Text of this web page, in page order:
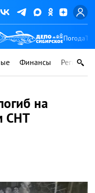
Погода
Финансы Регионы
на
СНТ